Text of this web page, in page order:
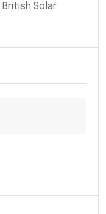
British Solar